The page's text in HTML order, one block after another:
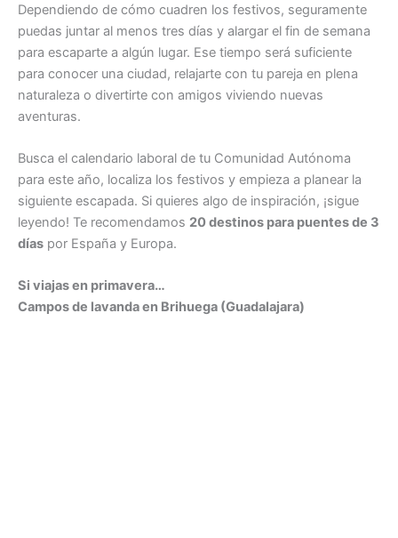
Dependiendo de cómo cuadren los festivos, seguramente
puedas juntar al menos tres días y alargar el fin de semana
para escaparte a algún lugar. Ese tiempo será suficiente
para conocer una ciudad, relajarte con tu pareja en plena
naturaleza o divertirte con amigos viviendo nuevas
aventuras.
Busca el calendario laboral de tu Comunidad Autónoma
para este año, localiza los festivos y empieza a planear la
siguiente escapada. Si quieres algo de inspiración, ¡sigue
leyendo! Te recomendamos 20 destinos para puentes de 3
días por España y Europa.
Si viajas en primavera…
Campos de lavanda en Brihuega (Guadalajara)